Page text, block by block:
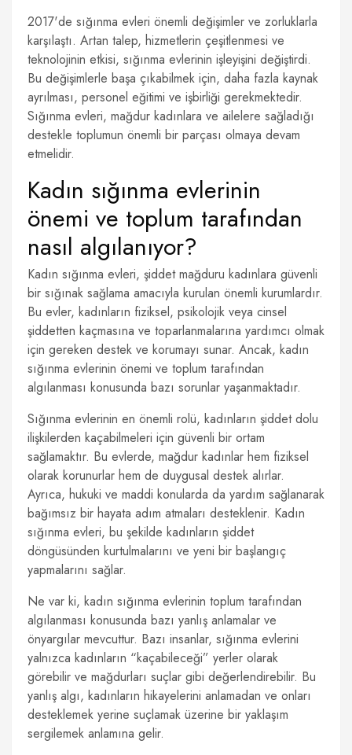
2017'de sığınma evleri önemli değişimler ve zorluklarla
karşılaştı. Artan talep, hizmetlerin çeşitlenmesi ve
teknolojinin etkisi, sığınma evlerinin işleyişini değiştirdi.
Bu değişimlerle başa çıkabilmek için, daha fazla kaynak
ayrılması, personel eğitimi ve işbirliği gerekmektedir.
Sığınma evleri, mağdur kadınlara ve ailelere sağladığı
destekle toplumun önemli bir parçası olmaya devam
etmelidir.
Kadın sığınma evlerinin
önemi ve toplum tarafından
nasıl algılanıyor?
Kadın sığınma evleri, şiddet mağduru kadınlara güvenli
bir sığınak sağlama amacıyla kurulan önemli kurumlardır.
Bu evler, kadınların fiziksel, psikolojik veya cinsel
şiddetten kaçmasına ve toparlanmalarına yardımcı olmak
için gereken destek ve korumayı sunar. Ancak, kadın
sığınma evlerinin önemi ve toplum tarafından
algılanması konusunda bazı sorunlar yaşanmaktadır.
Sığınma evlerinin en önemli rolü, kadınların şiddet dolu
ilişkilerden kaçabilmeleri için güvenli bir ortam
sağlamaktır. Bu evlerde, mağdur kadınlar hem fiziksel
olarak korunurlar hem de duygusal destek alırlar.
Ayrıca, hukuki ve maddi konularda da yardım sağlanarak
bağımsız bir hayata adım atmaları desteklenir. Kadın
sığınma evleri, bu şekilde kadınların şiddet
döngüsünden kurtulmalarını ve yeni bir başlangıç
yapmalarını sağlar.
Ne var ki, kadın sığınma evlerinin toplum tarafından
algılanması konusunda bazı yanlış anlamalar ve
önyargılar mevcuttur. Bazı insanlar, sığınma evlerini
yalnızca kadınların “kaçabileceği” yerler olarak
görebilir ve mağdurları suçlar gibi değerlendirebilir. Bu
yanlış algı, kadınların hikayelerini anlamadan ve onları
desteklemek yerine suçlamak üzerine bir yaklaşım
sergilemek anlamına gelir.